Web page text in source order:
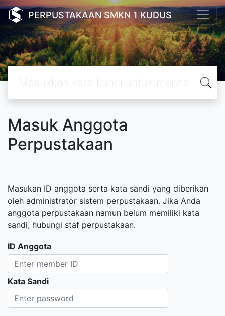
PERPUSTAKAAN SMKN 1 KUDUS
Masuk Anggota
Perpustakaan
Masukan ID anggota serta kata sandi yang diberikan
oleh administrator sistem perpustakaan. Jika Anda
anggota perpustakaan namun belum memiliki kata
sandi, hubungi staf perpustakaan.
ID Anggota
Kata Sandi